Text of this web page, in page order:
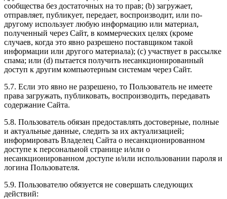
сообщества без достаточных на то прав; (b) загружает,
отправляет, публикует, передает, воспроизводит, или по-
другому использует любую информацию или материал,
полученный через Сайт, в коммерческих целях (кроме
случаев, когда это явно разрешено поставщиком такой
информации или другого материала); (c) участвует в рассылке
спама; или (d) пытается получить несанкционированный
доступ к другим компьютерным системам через Сайт.
5.7. Если это явно не разрешено, то Пользователь не имеете
права загружать, публиковать, воспроизводить, передавать
содержание Сайта.
5.8. Пользователь обязан предоставлять достоверные, полные
и актуальные данные, следить за их актуализацией;
информировать Владелец Сайта о несанкционированном
доступе к персональной странице и/или о
несанкционированном доступе и/или использовании пароля и
логина Пользователя.
5.9. Пользователю обязуется не совершать следующих
действий: